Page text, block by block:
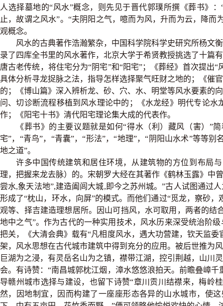
人选择墓地的“风水”概念，则先见于晋代郭璞所撰《葬书》
止，故谓之风水”。“夫阴阳之气，噫而为风，升而为云，降
观概念。
风水的古典著作浩瀚繁杂，中国科学院科学史研究所杨文
录了四库全书里的风水著作，北京大学于希贤教授挑选了十篇
唐古老传统，将住宅分为“阴宅”和“阳宅”；《葬经》首次提出
具体分析寻龙捉脉之法，指导怎样选择聚气旺财之地的；《催
的；《博山篇》深入辨析龙、砂、穴、水、明堂等风水要素的
问、切诊断流程移植到风水理论中的；《水龙经》明代专论
作；《阳宅十书》清代阳宅理论集大成的代表作。
《葬书》的主要议题就是如何“得水（利）藏风（害）”
宅”，“青鸟”，“青囊”，“形法”，“地理”，“阴阳山水术”等等
地之道”。
许多中国传统建筑和居住环境，从建筑物的方位到布局
理，把握来龙去脉）的。宋朝罗大经在其著作《鹤林玉露》中
尝水,象天法地”,建造阖闾大城,即今之苏州城。”古人试图通过
形成了“枕山，环水，向屏”的模式。而他们通过“觅龙，察砂
观等、择吉建造理想居所。因山可挡风，水可取用，两者的
地中之气”。作为古代的一种实用技术，风水历来深受统治阶
把关，《大清会典》载有“凡相度风水，遇大功营建，钦天监
架，风水思想在古代城市建筑中得到充分的应用。被后世推为
巨湖为之浸，有灵岳名山为之镇，襟带江湖，控引荆越，山川
会。有诗赞：“南昌城郭枕江烟，漳水悠悠浪拍天。前瞻叠嶂
导赣州城市选择与建设，也留下诗赞“章川贡川结襟来，梅岭
然，因地制宜，因而构建了一座座形态各异的山水城市，使